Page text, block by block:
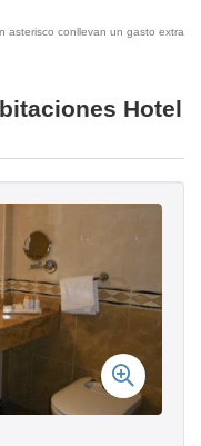
asterisco conllevan un gasto extra
Hotel